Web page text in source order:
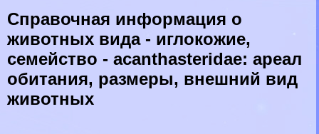
Справочная информация о
животных вида - иглокожие,
семейство - acanthasteridae: ареал
обитания, размеры, внешний вид
животных